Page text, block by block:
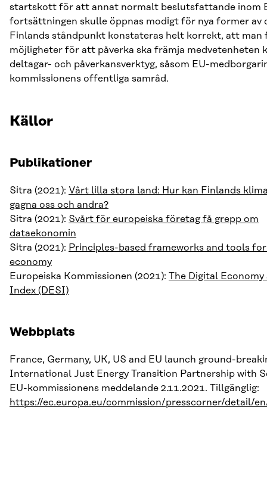
startskott för att annat normalt beslutsfattande inom
fortsättningen skulle öppnas modigt för nya former av
Finlands ståndpunkt konstateras helt korrekt, att man
möjligheter för att påverka ska främja medvetenheten
deltagar- och påverkansverktyg, såsom EU-
kommissionens offentliga samråd.
Källor
Publikationer
Sitra (2021): Vårt lilla stora land: Hur kan Finlands
gagna oss och andra?
Sitra (2021): Svårt för europeiska företag få grepp om
dataekonomin
Sitra (2021): Principles-based frameworks and tools
economy
Europeiska Kommissionen (2021): The Digital Economy
Index (DESI)
Webbplats
France, Germany, UK, US and EU launch ground-
International Just Energy Transition Partnership with
EU-kommissionens meddelande 2.11.2021. Tillgänglig:
https://ec.europa.eu/commission/presscorner/detail/